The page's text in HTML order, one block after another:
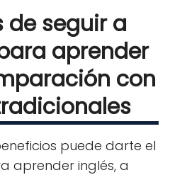
de seguir a
aprender
con
puede darte el
aprender inglés, a